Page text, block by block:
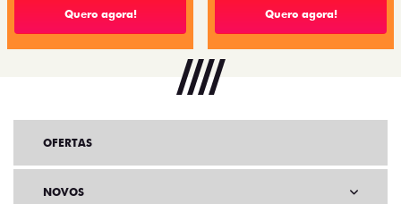
Quero agora! Quero agora!
OFERTAS
NOVOS